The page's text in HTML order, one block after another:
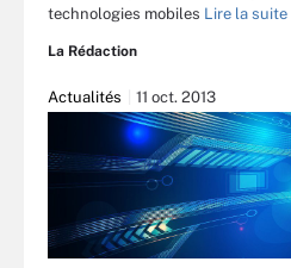
technologies mobiles Lire la suite
La Rédaction
Actualités 11 oct. 2013